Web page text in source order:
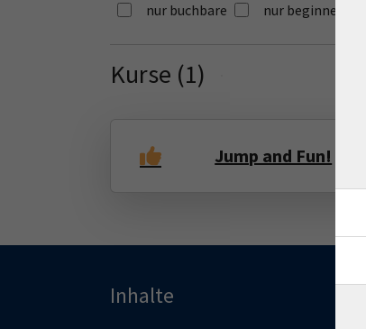
nur buchbare nur beginnende
Kurse (1)
Jump and Fun!
Inhalte